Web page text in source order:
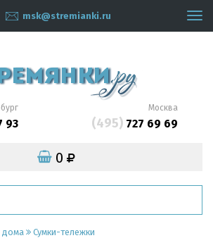
msk@stremianki.ru
93
Москва
(495)727 69 69
0
дома
Сумки-тележки